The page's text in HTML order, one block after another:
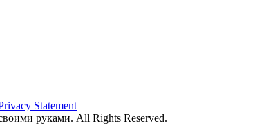
Statement
руками. All Rights Reserved.